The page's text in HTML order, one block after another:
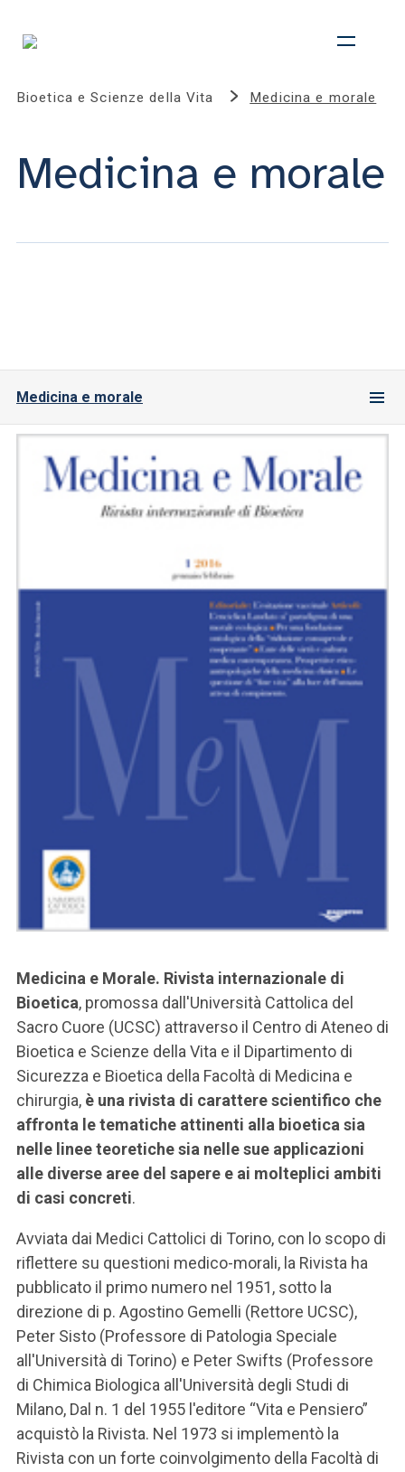
Bioetica e Scienze della Vita Medicina e morale
Medicina e morale
Medicina e morale
Medicina e Morale. Rivista internazionale di
Bioetica, promossa dall'Università Cattolica del
Sacro Cuore (UCSC) attraverso il Centro di Ateneo di
Bioetica e Scienze della Vita e il Dipartimento di
Sicurezza e Bioetica della Facoltà di Medicina e
chirurgia, è una rivista di carattere scientifico che
affronta le tematiche attinenti alla bioetica sia
nelle linee teoretiche sia nelle sue applicazioni
alle diverse aree del sapere e ai molteplici ambiti
di casi concreti.
Avviata dai Medici Cattolici di Torino, con lo scopo di
riflettere su questioni medico-morali, la Rivista ha
pubblicato il primo numero nel 1951, sotto la
direzione di p. Agostino Gemelli (Rettore UCSC),
Peter Sisto (Professore di Patologia Speciale
all'Università di Torino) e Peter Swifts (Professore
di Chimica Biologica all'Università degli Studi di
Milano, Dal n. 1 del 1955 l'editore “Vita e Pensiero”
acquistò la Rivista. Nel 1973 si implementò la
Rivista con un forte coinvolgimento della Facoltà di